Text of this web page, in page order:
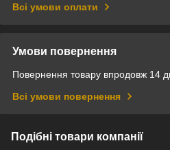
Всі умови оплати
Умови повернення
Повернення товару впродовж 14
Всі умови повернення
Подібні товари компанії